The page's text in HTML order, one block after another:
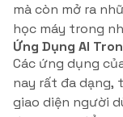
mà còn mở ra
học máy trong
Ứng Dụng AI
Các ứng dụng
nay rất đa dạng,
giao diện người